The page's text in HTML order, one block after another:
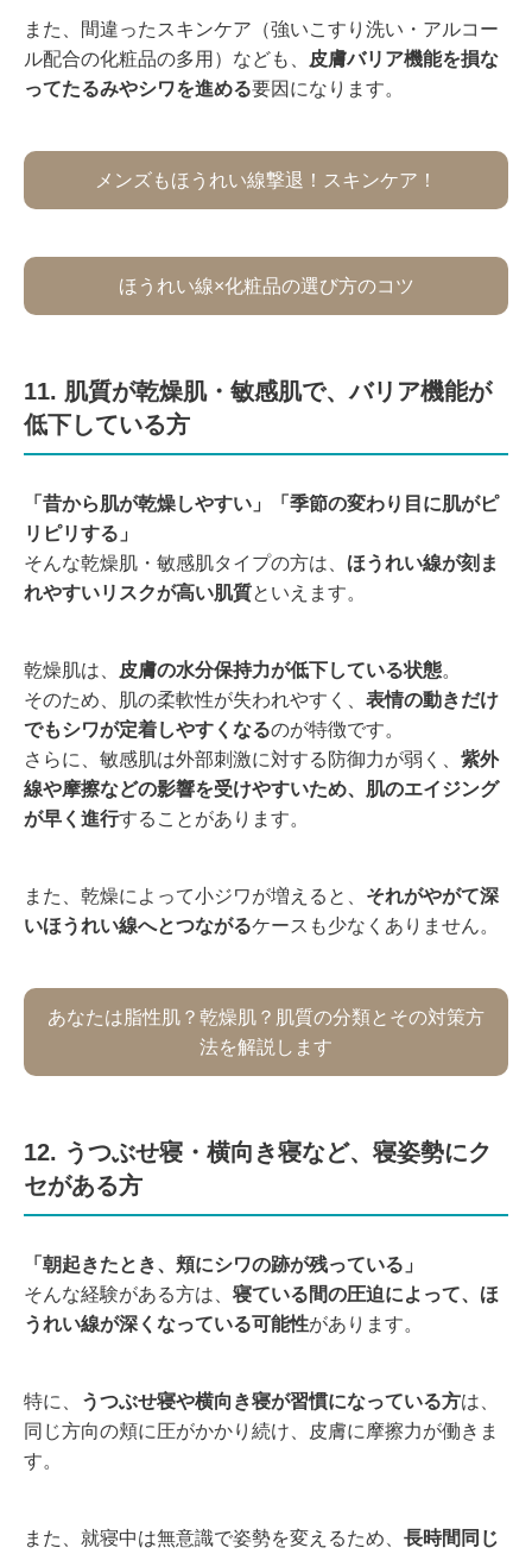
また、間違ったスキンケア（強いこすり洗い・アルコー
ル配合の化粧品の多用）なども、
皮膚バリア機能を損な
ってたるみやシワを進める要因になります。
メンズもほうれい線撃退！スキンケア！
ほうれい線×化粧品の選び方のコツ
11. 肌質が乾燥肌・敏感肌で、バリア機能が
低下している方
「昔から肌が乾燥しやすい」「季節の変わり目に肌がピ
リピリする」
そんな乾燥肌・敏感肌タイプの方は、 ほうれい線が刻ま
れやすいリスクが高い肌質といえます。
乾燥肌は、 皮膚の水分保持力が低下している状態。
そのため、肌の柔軟性が失われやすく、 表情の動きだけ
でもシワが定着しやすくなるのが特徴です。
さらに、敏感肌は外部刺激に対する防御力が弱く、 紫外
線や摩擦などの影響を受けやすいため、肌のエイジング
が早く進行することがあります。
また、乾燥によって小ジワが増えると、 それがやがて深
いほうれい線へとつながるケースも少なくありません。
あなたは脂性肌？乾燥肌？肌質の分類とその対策方
法を解説します
12. うつぶせ寝・横向き寝など、寝姿勢にク
セがある方
「朝起きたとき、頬にシワの跡が残っている」
そんな経験がある方は、 寝ている間の圧迫によって、ほ
うれい線が深くなっている可能性があります。
特に、 うつぶせ寝や横向き寝が習慣になっている方は、
同じ方向の頬に圧がかかり続け、皮膚に摩擦力が働きま
す。
また、就寝中は無意識で姿勢を変えるため、 長時間同じ